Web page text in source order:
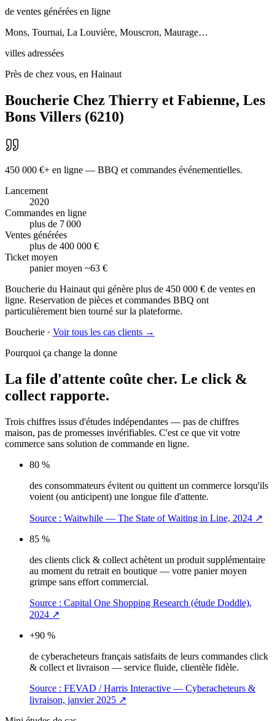
de ventes générées en ligne
Mons, Tournai, La Louvière, Mouscron, Maurage…
villes adressées
Près de chez vous, en Hainaut
Boucherie Chez Thierry et Fabienne, Les
Bons Villers (6210)
450 000 €+ en ligne — BBQ et commandes événementielles.
Lancement
2020
Commandes en ligne
plus de 7 000
Ventes générées
plus de 400 000 €
Ticket moyen
panier moyen ~63 €
Boucherie du Hainaut qui génère plus de 450 000 € de ventes en
ligne. Reservation de pièces et commandes BBQ ont
particulièrement bien tourné sur la plateforme.
Boucherie · Voir tous les cas clients →
Pourquoi ça change la donne
La file d'attente coûte cher. Le click &
collect rapporte.
Trois chiffres issus d'études indépendantes — pas de chiffres
maison, pas de promesses invérifiables. C'est ce que vit votre
commerce sans solution de commande en ligne.
80 %
des consommateurs évitent ou quittent un commerce lorsqu'ils
voient (ou anticipent) une longue file d'attente.
Source : Waitwhile — The State of Waiting in Line, 2024 ↗
85 %
des clients click & collect achètent un produit supplémentaire
au moment du retrait en boutique — votre panier moyen
grimpe sans effort commercial.
Source : Capital One Shopping Research (étude Doddle),
2024 ↗
+90 %
de cyberacheteurs français satisfaits de leurs commandes click
& collect et livraison — service fluide, clientèle fidèle.
Source : FEVAD / Harris Interactive — Cyberacheteurs &
livraison, janvier 2025 ↗